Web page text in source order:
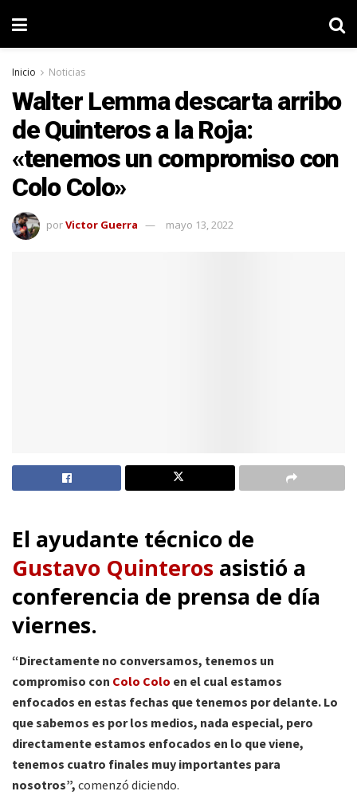
Inicio Noticias
Walter Lemma descarta arribo
de Quinteros a la Roja:
«tenemos un compromiso con
Colo Colo»
porVictor Guerra mayo 13, 2022
El ayudante técnico de
Gustavo Quinteros asistió a
conferencia de prensa de día
viernes.
“Directamente no conversamos, tenemos un
compromiso con Colo Colo en el cual estamos
enfocados en estas fechas que tenemos por delante. Lo
que sabemos es por los medios, nada especial, pero
directamente estamos enfocados en lo que viene,
tenemos cuatro finales muy importantes para
nosotros”, comenzó diciendo.